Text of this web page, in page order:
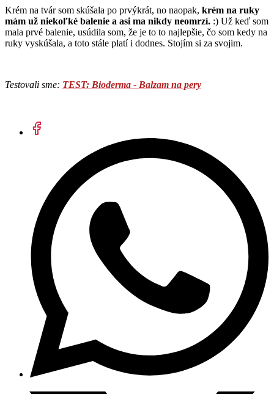
Krém na tvár som skúšala po prvýkrát, no naopak, krém na ruky
mám už niekoľké balenie a asi ma nikdy neomrzí. :) Už keď som
mala prvé balenie, usúdila som, že je to to najlepšie, čo som kedy na
ruky vyskúšala, a toto stále platí i dodnes. Stojím si za svojim.
Testovali sme: TEST: Bioderma - Balzam na pery